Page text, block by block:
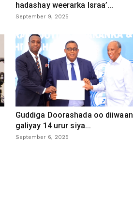
hadashay weerarka Israa’...
September 9, 2025
Guddiga Doorashada oo diiwaan
galiyay 14 urur siya...
September 6, 2025